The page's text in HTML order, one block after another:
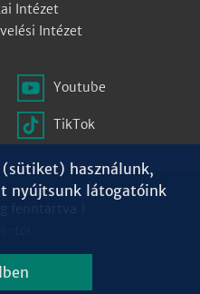
Intézet
Intézet
Youtube
TikTok
fenntartva |
használunk,
nyújtsunk látogatóink